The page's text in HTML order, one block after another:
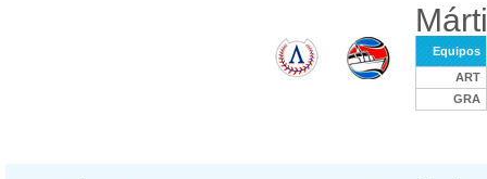
Equipos
ART
GRA